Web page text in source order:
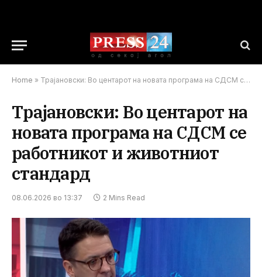
Home » Трајановски: Во центарот на новата програма на СДСМ се работникот и животниот стандард
Трајановски: Во центарот на
новата програма на СДСМ се
работникот и животниот
стандард
08.06.2026 во 13:37 2 Mins Read